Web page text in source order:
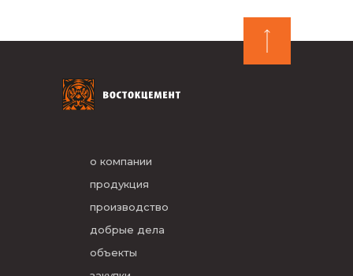
о компании
продукция
производство
добрые дела
объекты